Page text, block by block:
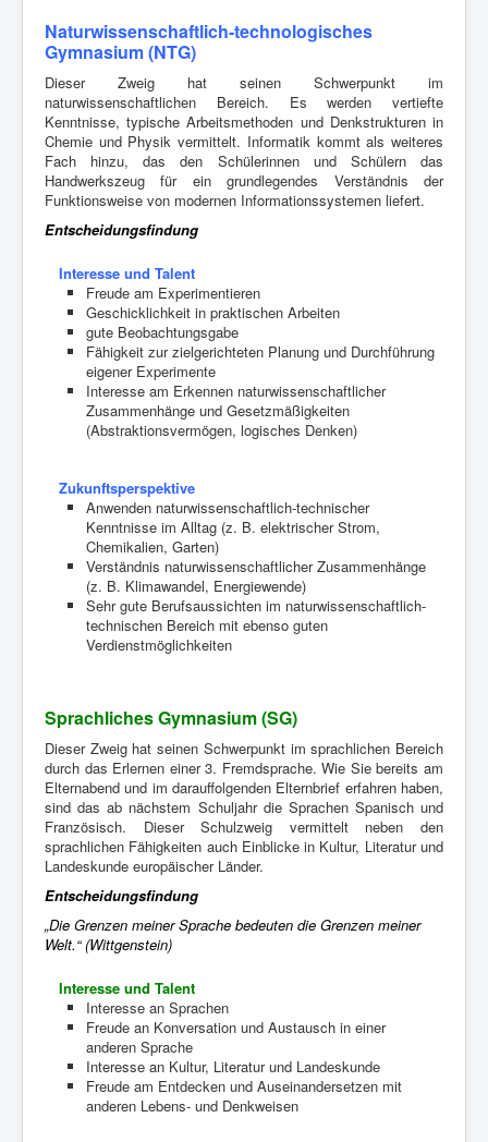
Naturwissenschaftlich-technologisches
Gymnasium (NTG)
Dieser Zweig hat seinen Schwerpunkt im
naturwissenschaftlichen Bereich. Es werden vertiefte
Kenntnisse, typische Arbeitsmethoden und Denkstrukturen in
Chemie und Physik vermittelt. Informatik kommt als weiteres
Fach hinzu, das den Schülerinnen und Schülern das
Handwerkszeug für ein grundlegendes Verständnis der
Funktionsweise von modernen Informationssystemen liefert.
Entscheidungsfindung
Interesse und Talent
Freude am Experimentieren
Geschicklichkeit in praktischen Arbeiten
gute Beobachtungsgabe
Fähigkeit zur zielgerichteten Planung und Durchführung
eigener Experimente
Interesse am Erkennen naturwissenschaftlicher
Zusammenhänge und Gesetzmäßigkeiten
(Abstraktionsvermögen, logisches Denken)
Zukunftsperspektive
Anwenden naturwissenschaftlich-technischer
Kenntnisse im Alltag (z. B. elektrischer Strom,
Chemikalien, Garten)
Verständnis naturwissenschaftlicher Zusammenhänge
(z. B. Klimawandel, Energiewende)
Sehr gute Berufsaussichten im naturwissenschaftlich-
technischen Bereich mit ebenso guten
Verdienstmöglichkeiten
Sprachliches Gymnasium (SG)
Dieser Zweig hat seinen Schwerpunkt im sprachlichen Bereich
durch das Erlernen einer 3. Fremdsprache. Wie Sie bereits am
Elternabend und im darauffolgenden Elternbrief erfahren haben,
sind das ab nächstem Schuljahr die Sprachen Spanisch und
Französisch. Dieser Schulzweig vermittelt neben den
sprachlichen Fähigkeiten auch Einblicke in Kultur, Literatur und
Landeskunde europäischer Länder.
Entscheidungsfindung
„Die Grenzen meiner Sprache bedeuten die Grenzen meiner
Welt.“ (Wittgenstein)
Interesse und Talent
Interesse an Sprachen
Freude an Konversation und Austausch in einer
anderen Sprache
Interesse an Kultur, Literatur und Landeskunde
Freude am Entdecken und Auseinandersetzen mit
anderen Lebens- und Denkweisen